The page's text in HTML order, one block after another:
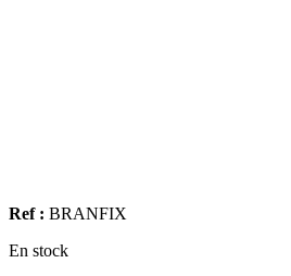
Ref : BRANFIX
En stock